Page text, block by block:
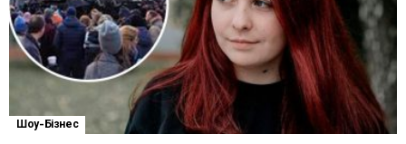
Шоу-Бізнес